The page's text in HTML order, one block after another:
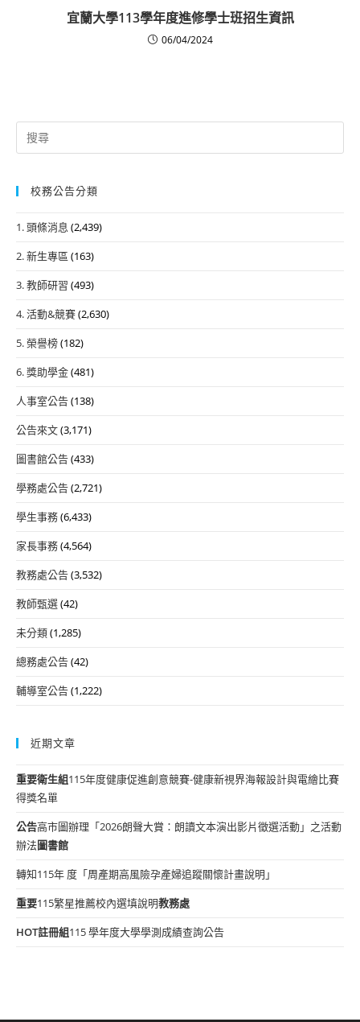
宜蘭大學113學年度進修學士班招生資訊
06/04/2024
Search
for:
校務公告分類
1. 頭條消息 (2,439)
2. 新生專區 (163)
3. 教師研習 (493)
4. 活動&競賽(2,630)
5. 榮譽榜(182)
6. 獎助學金(481)
人事室公告(138)
公告來文(3,171)
圖書館公告(433)
學務處公告(2,721)
學生事務(6,433)
家長事務(4,564)
教務處公告(3,532)
教師甄選(42)
未分類(1,285)
總務處公告(42)
輔導室公告(1,222)
近期文章
重要衛生組115年度健康促進創意競賽-健康新視界海報設計與電繪比賽
得獎名單
公告高市圖辦理「2026朗聲大賞：朗讀文本演出影片徵選活動」之活動
辦法圖書館
轉知115年 度「周產期高風險孕產婦追蹤關懷計畫說明」
重要115繁星推薦校內選填說明教務處
HOT註冊組115 學年度大學學測成績查詢公告